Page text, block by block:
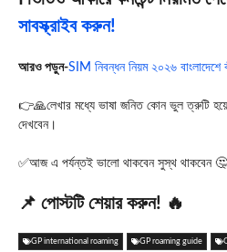
সাবস্ক্রাইব করুন!
আরও পড়ুন-SIM নিবন্ধন নিয়ম ২০২৬ বাংলাদেশে
👉🙏লেখার মধ্যে ভাষা জনিত কোন ভুল ত্রুটি হয়ে
দেখবেন।
✅আজ এ পর্যন্তই ভালো থাকবেন সুস্থ থাকবেন 🤔
📌 পোস্টটি শেয়ার করুন! 🔥
GP international roaming GP roaming guide